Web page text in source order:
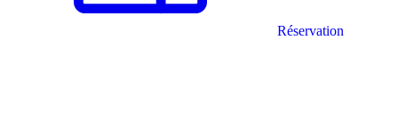
Réservation